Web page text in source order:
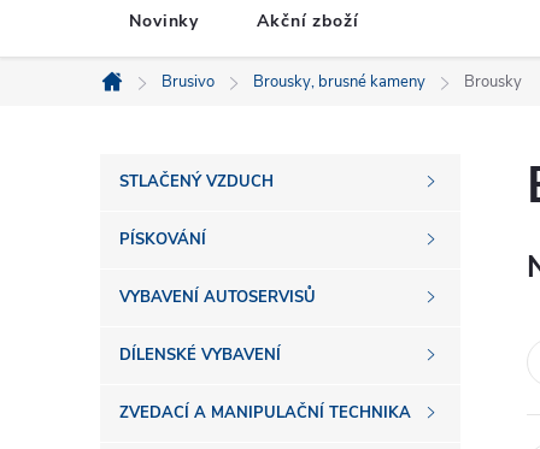
Novinky Akční zboží
Domů
Brusivo Brousky, brusné kameny Brousky
P
o
s
STLAČENÝ VZDUCH
PÍSKOVÁNÍ
VYBAVENÍ AUTOSERVISŮ
DÍLENSKÉ VYBAVENÍ
ZVEDACÍ A MANIPULAČNÍ TECHNIKA